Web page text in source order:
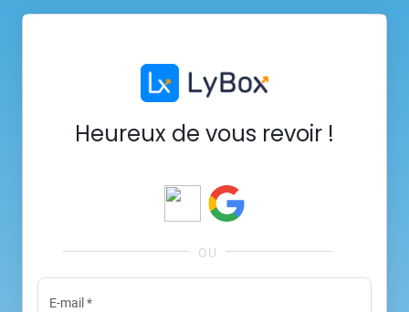
Heureux de vous revoir !
E-mail *